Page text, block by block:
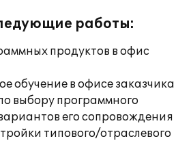
работы:
продуктов в офис
обучение в офисе заказчика
выбору программного
его сопровождения
типового/отраслевого